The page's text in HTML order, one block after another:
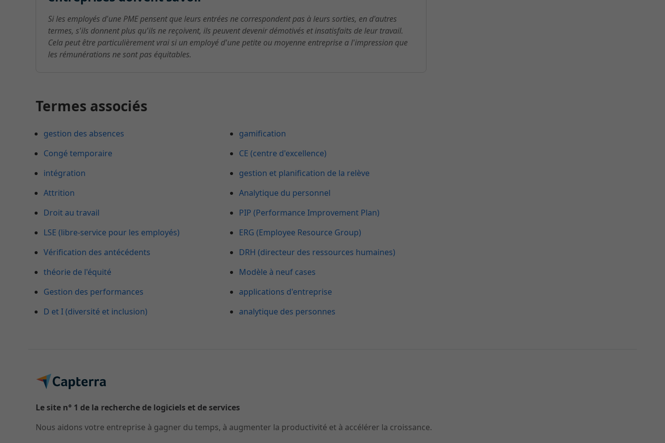
Si les employés d'une PME pensent que leurs entrées ne correspondent pas à leurs sorties, en d'autres
termes, s'ils donnent plus qu'ils ne reçoivent, ils peuvent devenir démotivés et insatisfaits de leur travail.
Cela peut être particulièrement vrai si un employé d'une petite ou moyenne entreprise a l'impression que
les rémunérations ne sont pas équitables.
Termes associés
gestion des absences
Congé temporaire
intégration
Attrition
Droit au travail
LSE (libre-service pour les employés)
Vérification des antécédents
théorie de l'équité
Gestion des performances
D et I (diversité et inclusion)
gamification
CE (centre d'excellence)
gestion et planification de la relève
Analytique du personnel
PIP (Performance Improvement Plan)
ERG (Employee Resource Group)
DRH (directeur des ressources humaines)
Modèle à neuf cases
applications d'entreprise
analytique des personnes
Le site n° 1 de la recherche de logiciels et de services
Nous aidons votre entreprise à gagner du temps, à augmenter la productivité et à accélérer la croissance.